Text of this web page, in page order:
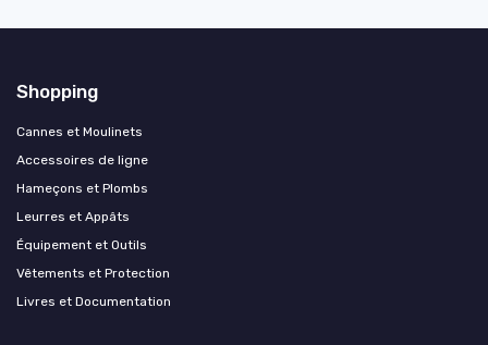
Shopping
Cannes et Moulinets
Accessoires de ligne
Hameçons et Plombs
Leurres et Appâts
Équipement et Outils
Vêtements et Protection
Livres et Documentation